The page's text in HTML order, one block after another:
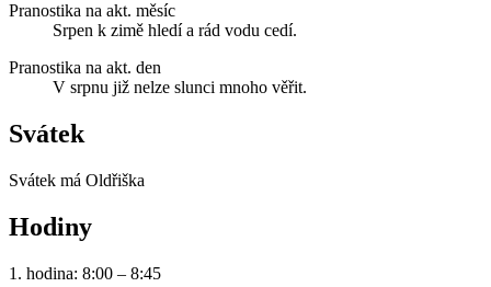
Pranostika na akt. měsíc
Srpen k zimě hledí a rád vodu cedí.
Pranostika na akt. den
V srpnu již nelze slunci mnoho věřit.
Svátek
Svátek má Oldřiška
Hodiny
1. hodina: 8:00 – 8:45